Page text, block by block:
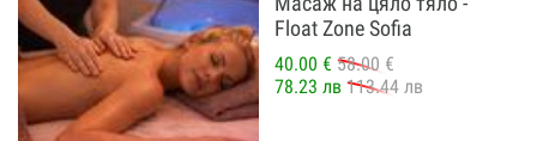
Float Zone Sofia
40.00 € 58.00 €
78.23 лв 113.44 лв